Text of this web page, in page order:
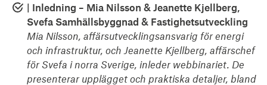
| Inledning – Mia Nilsson & Jeanette Kjellberg,
Svefa Samhällsbyggnad & Fastighetsutveckling
Mia Nilsson, affärsutvecklingsansvarig för energi
och infrastruktur, och Jeanette Kjellberg, affärschef
för Svefa i norra Sverige, inleder webbinariet. De
presenterar upplägget och praktiska detaljer, bland